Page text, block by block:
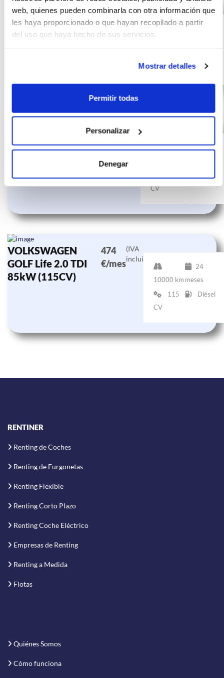
web, quienes pueden combinarla con otra información que
les haya proporcionado o que hayan recopilado a partir
del uso que haya hecho de sus servicios.
Mostrar detalles
Permitir todas
Personalizar
Denegar
VOLKSWAGEN
GOLF 2.0 TDI
85kW (115CV)
428
€/mes
(IVA
incluido)
CV
GOLF 2.0 TDI
398
€/mes
(IVA
10000
24
115
CV
Diésel
VOLKSWAGEN
GOLF Life 2.0 TDI
85kW (115CV)
474
€/mes
(IVA
incluido)
10000 km
24
meses
115
CV
Diésel
RENTINER
Renting de Coches
Renting de Furgonetas
Renting Flexible
Renting Corto Plazo
Renting Coche Eléctrico
Empresas de Renting
Renting a Medida
Flotas
Quiénes Somos
Cómo funciona